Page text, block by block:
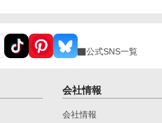
公式SNS一覧
会社情報
会社情報